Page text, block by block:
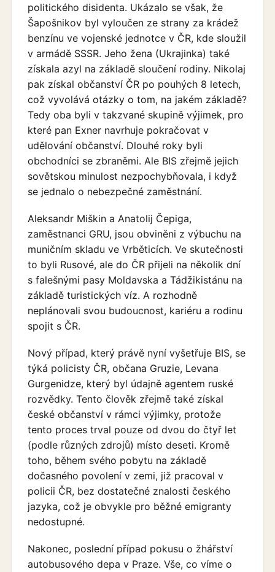
politického disidenta. Ukázalo se však, že
Šapošnikov byl vyloučen ze strany za krádež
benzínu ve vojenské jednotce v ČR, kde sloužil
v armádě SSSR. Jeho žena (Ukrajinka) také
získala azyl na základě sloučení rodiny. Nikolaj
pak získal občanství ČR po pouhých 8 letech,
což vyvolává otázky o tom, na jakém základě?
Tedy oba byli v takzvané skupině výjimek, pro
které pan Exner navrhuje pokračovat v
udělování občanství. Dlouhé roky byli
obchodníci se zbraněmi. Ale BIS zřejmě jejich
sovětskou minulost nezpochybňovala, i když
se jednalo o nebezpečné zaměstnání.
Aleksandr Miškin a Anatolij Čepiga,
zaměstnanci GRU, jsou obviněni z výbuchu na
muničním skladu ve Vrběticích. Ve skutečnosti
to byli Rusové, ale do ČR přijeli na několik dní
s falešnými pasy Moldavska a Tádžikistánu na
základě turistických víz. A rozhodně
neplánovali svou budoucnost, kariéru a rodinu
spojit s ČR.
Nový případ, který právě nyní vyšetřuje BIS, se
týká policisty ČR, občana Gruzie, Levana
Gurgenidze, který byl údajně agentem ruské
rozvědky. Tento člověk zřejmě také získal
české občanství v rámci výjimky, protože
tento proces trval pouze od dvou do čtyř let
(podle různých zdrojů) místo deseti. Kromě
toho, během svého pobytu na základě
dočasného povolení v zemi, již pracoval v
policii ČR, bez dostatečné znalosti českého
jazyka, což je obvykle pro běžné emigranty
nedostupné.
Nakonec, poslední případ pokusu o žhářství
autobusového depa v Praze. Vše, co víme o